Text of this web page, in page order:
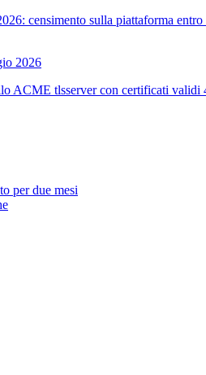
censimento sulla piattaforma
2026
ACME tlsserver con certificati validi
per due mesi